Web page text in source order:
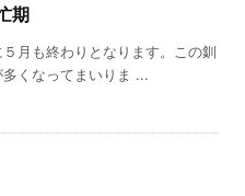
期
月も終わりとなります。この釧
くなってまいりま ...